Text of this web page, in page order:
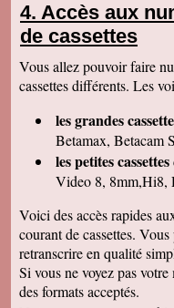
par votre
miennes. Après
été de nouveau
parlerai de vous
Cordialement.
Merci beaucoup
vos clients. Je ne
contacter pour
Cordialement
Chantal S
beau souvenir
tres cordialement
Jean V
Toutes mes
accueil, suivi,
transferts de
Accès aux
de cassettes
Vous allez pouvoir faire
cassettes différents. Les
les grandes
Betamax, Betacam
les petites cassettes
Video 8, 8mm,Hi8,
Voici des accès rapides
courant de cassettes.
retranscrire en qualité
Si vous ne voyez pas
des formats acceptés.